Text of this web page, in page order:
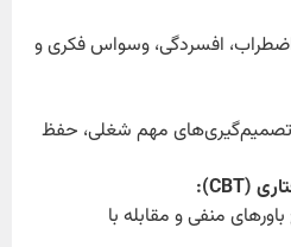
افسردگی، وسواس فکری و
مهم شغلی، حفظ
(CBT):
منفی و مقابله با